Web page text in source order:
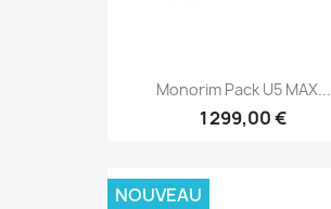
Monorim Pack U5 MAX...
1 299,00 €
NOUVEAU